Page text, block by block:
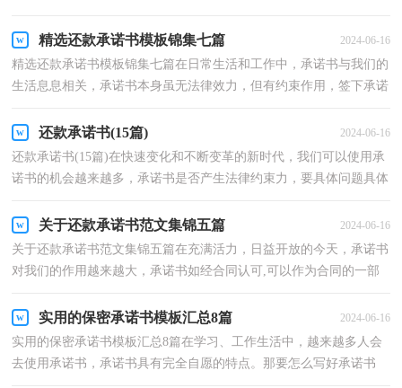
精选还款承诺书模板锦集七篇 2024-06-16
精选还款承诺书模板锦集七篇在日常生活和工作中，承诺书与我们的
生活息息相关，承诺书本身虽无法律效力，但有约束作用，签下承诺
还款承诺书(15篇) 2024-06-16
还款承诺书(15篇)在快速变化和不断变革的新时代，我们可以使用承
诺书的机会越来越多，承诺书是否产生法律约束力，要具体问题具体
关于还款承诺书范文集锦五篇 2024-06-16
关于还款承诺书范文集锦五篇在充满活力，日益开放的今天，承诺书
对我们的作用越来越大，承诺书如经合同认可,可以作为合同的一部
实用的保密承诺书模板汇总8篇 2024-06-16
实用的保密承诺书模板汇总8篇在学习、工作生活中，越来越多人会
去使用承诺书，承诺书具有完全自愿的特点。那要怎么写好承诺书